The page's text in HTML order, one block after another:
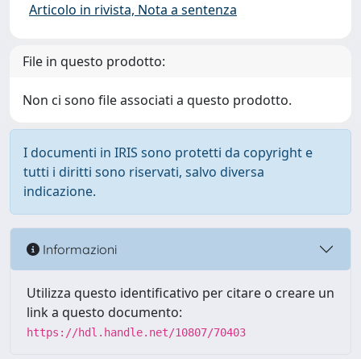
Articolo in rivista, Nota a sentenza
File in questo prodotto:
Non ci sono file associati a questo prodotto.
I documenti in IRIS sono protetti da copyright e
tutti i diritti sono riservati, salvo diversa
indicazione.
Informazioni
Utilizza questo identificativo per citare o creare un
link a questo documento:
https://hdl.handle.net/10807/70403